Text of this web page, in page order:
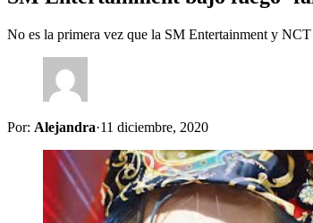
No es la primera vez que la SM Entertainment y
Por: Alejandra·11 diciembre, 2020